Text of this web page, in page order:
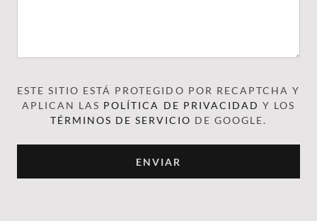
ESTE SITIO ESTÁ PROTEGIDO POR RECAPTCHA Y
APLICAN LAS POLÍTICA DE PRIVACIDAD Y LOS
TÉRMINOS DE SERVICIO DE GOOGLE.
ENVIAR